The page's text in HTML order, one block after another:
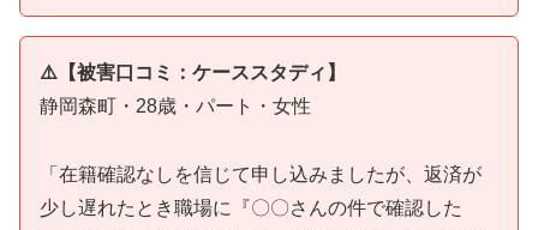
⚠️【被害口コミ：ケーススタディ】
静岡森町・28歳・パート・女性
「在籍確認なしを信じて申し込みましたが、返済が
少し遅れたとき職場に『〇〇さんの件で確認した